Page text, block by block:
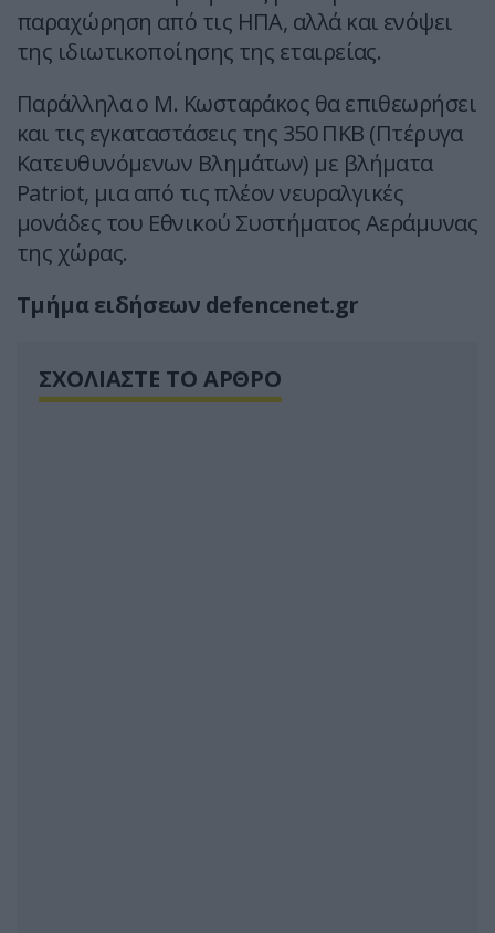
παραχώρηση από τις ΗΠΑ, αλλά και ενόψει
της ιδιωτικοποίησης της εταιρείας.
Παράλληλα ο Μ. Κωσταράκος θα επιθεωρήσει
και τις εγκαταστάσεις της 350 ΠΚΒ (Πτέρυγα
Κατευθυνόμενων Βλημάτων) με βλήματα
Patriot, μια από τις πλέον νευραλγικές
μονάδες του Εθνικού Συστήματος Αεράμυνας
της χώρας.
Τμήμα ειδήσεων defencenet.gr
ΣΧΟΛΙΑΣΤΕ ΤΟ ΑΡΘΡΟ